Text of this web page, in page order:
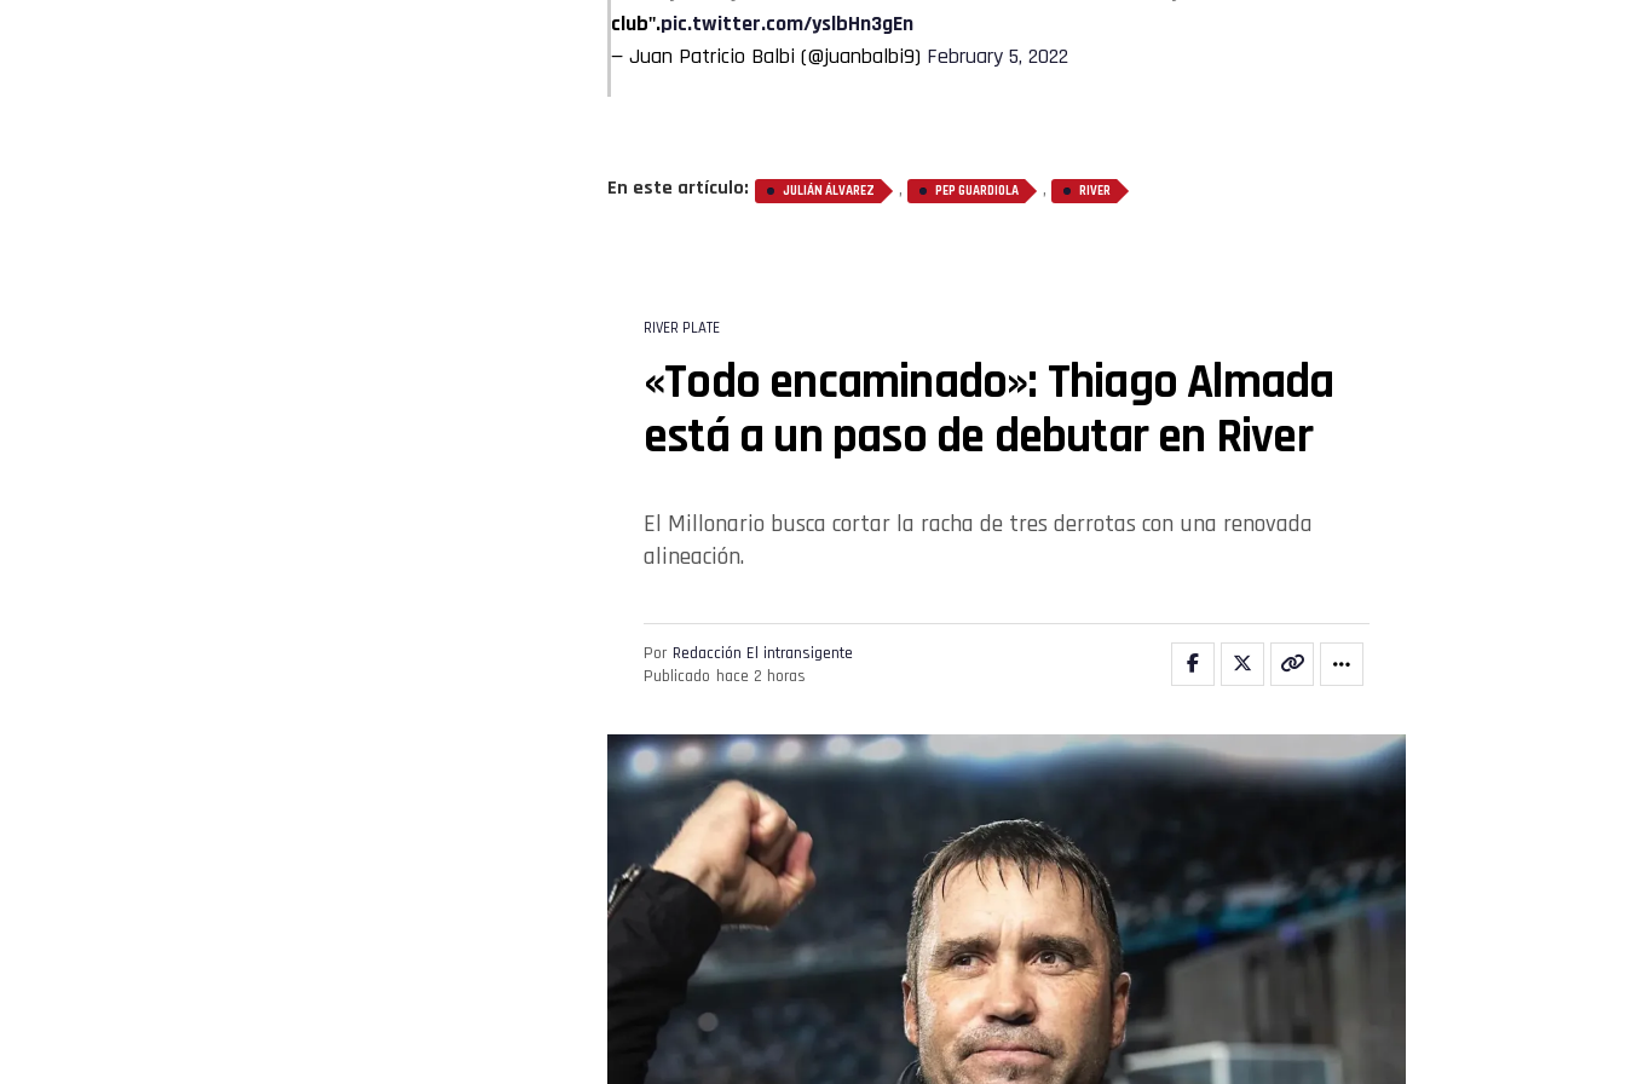
club".pic.twitter.com/yslbHn3gEn
— Juan Patricio Balbi (@juanbalbi9) February 5, 2022
En este artículo: JULIÁN ÁLVAREZ , PEP GUARDIOLA , RIVER
RIVER PLATE
«Todo encaminado»: Thiago Almada
está a un paso de debutar en River
El Millonario busca cortar la racha de tres derrotas con una renovada
alineación.
Por Redacción El intransigente
Publicado hace 2 horas